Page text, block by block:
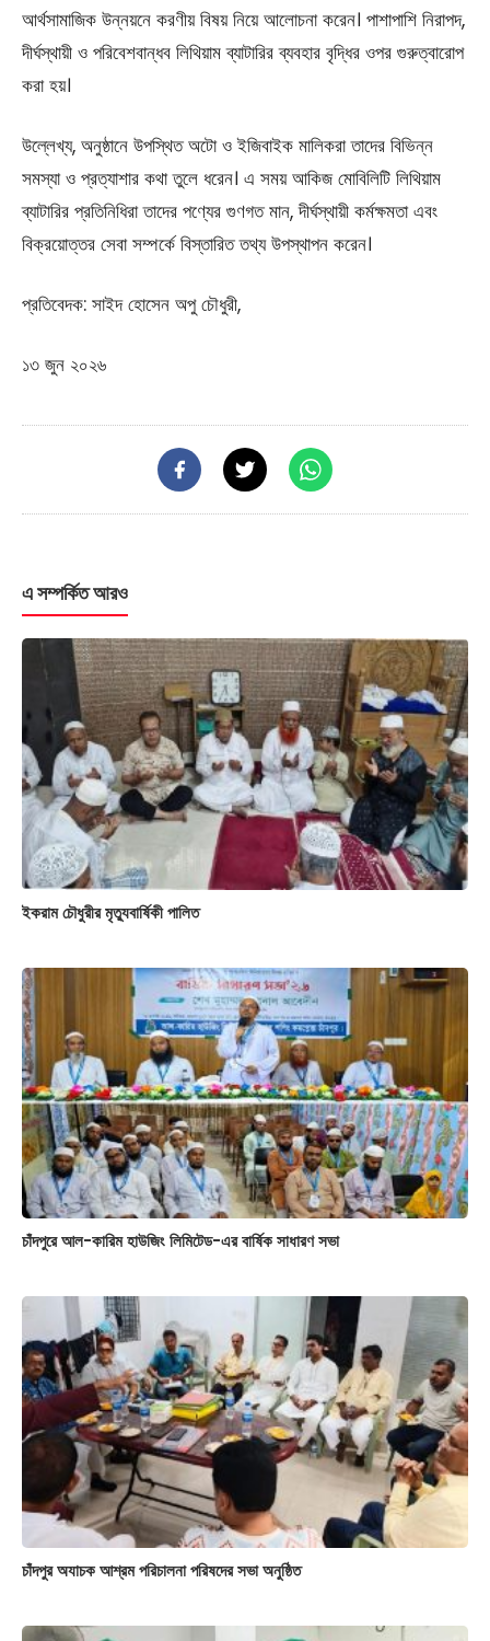
আর্থসামাজিক উন্নয়নে করণীয় বিষয় নিয়ে আলোচনা করেন। পাশাপাশি নিরাপদ,
দীর্ঘস্থায়ী ও পরিবেশবান্ধব লিথিয়াম ব্যাটারির ব্যবহার বৃদ্ধির ওপর গুরুত্বারোপ
করা হয়।
উল্লেখ্য, অনুষ্ঠানে উপস্থিত অটো ও ইজিবাইক মালিকরা তাদের বিভিন্ন
সমস্যা ও প্রত্যাশার কথা তুলে ধরেন। এ সময় আকিজ মোবিলিটি লিথিয়াম
ব্যাটারির প্রতিনিধিরা তাদের পণ্যের গুণগত মান, দীর্ঘস্থায়ী কর্মক্ষমতা এবং
বিক্রয়োত্তর সেবা সম্পর্কে বিস্তারিত তথ্য উপস্থাপন করেন।
প্রতিবেদক: সাইদ হোসেন অপু চৌধুরী,
১৩ জুন ২০২৬
এ সম্পর্কিত আরও
ইকরাম চৌধুরীর মৃত্যুবার্ষিকী পালিত
চাঁদপুরে আল-কারিম হাউজিং লিমিটেড-এর বার্ষিক সাধারণ সভা
চাঁদপুর অযাচক আশ্রম পরিচালনা পরিষদের সভা অনুষ্ঠিত